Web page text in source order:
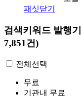
패싯닫기
검색키워드 발행
7,851건)
전체선택
무료
기관내 무료